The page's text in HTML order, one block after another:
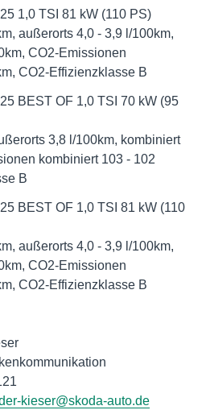
1,0 TSI 81 kW (110 PS)
außerorts 4,0 - 3,9 l/100km,
CO2-Emissionen
CO2-Effizienzklasse B
BEST OF 1,0 TSI 70 kW (95
3,8 l/100km, kombiniert
kombiniert 103 - 102
B
BEST OF 1,0 TSI 81 kW (110
außerorts 4,0 - 3,9 l/100km,
CO2-Emissionen
CO2-Effizienzklasse B
kieser@skoda-auto.de